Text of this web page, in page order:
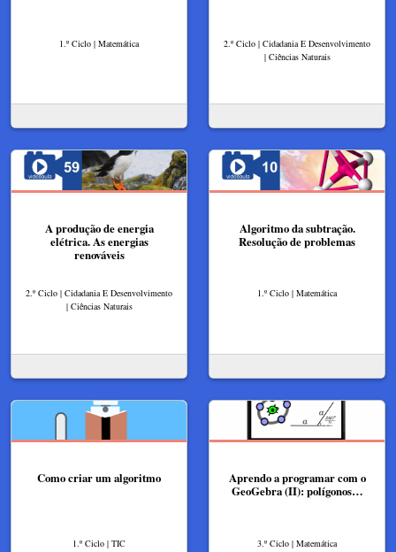
1.º Ciclo | Matemática
2.º Ciclo | Cidadania E Desenvolvimento
| Ciências Naturais
A produção de energia
elétrica. As energias
renováveis
2.º Ciclo | Cidadania E Desenvolvimento
| Ciências Naturais
Algoritmo da subtração.
Resolução de problemas
1.º Ciclo | Matemática
Como criar um algoritmo
1.º Ciclo | TIC
Aprendo a programar com o
GeoGebra (II): polígonos…
3.º Ciclo | Matemática